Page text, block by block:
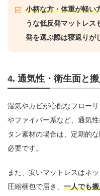
小柄な方・体重が軽い
うな低反発マットレス
発を選ぶ際は寝返りが
4. 通気性・衛生面と
湿気やカビが心配なフロー
やファイバー系など、通気
タン素材の場合は、定期的
必要です。
また、安いマットレスはネ
圧縮梱包で届き、 一人でも